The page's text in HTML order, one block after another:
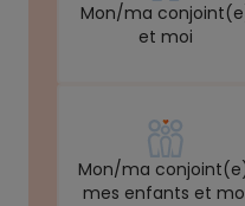
Mon/ma
et moi
Mon/ma
mes enfants et